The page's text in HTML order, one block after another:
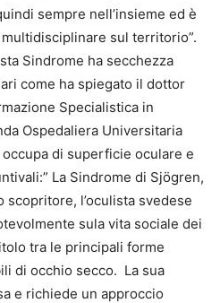
sempre nell’insieme ed è
sul territorio”.
Sindrome ha secchezza
come ha spiegato il dottor
Specialistica in
Ospedaliera Universitaria
di superficie oculare e
La Sindrome di Sjögren,
l’oculista svedese
sula vita sociale dei
tra le principali forme
di occhio secco. La sua
e richiede un approccio